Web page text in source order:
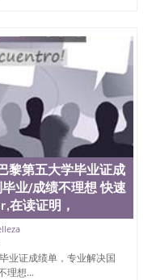
黎第五大学毕业证成
业/成绩不理想 快速
在读证明，
业证成绩单，专业解决国
理想...